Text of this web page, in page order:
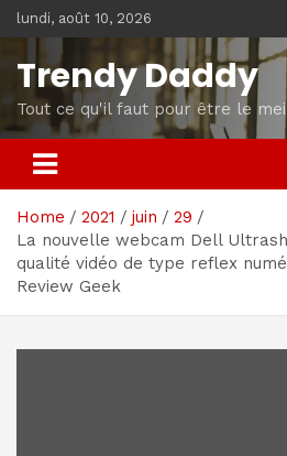
Skip
to
content
lundi, août 10, 2026
Trendy Daddy
Tout ce qu'il faut pour être le
Home 2021 juin
29
La nouvelle webcam Dell
qualité vidéo de type reflex
Review Geek